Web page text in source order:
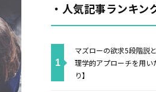
・人気記事ランキン
マズローの欲求5段階説
理学的アプローチを用い
り】